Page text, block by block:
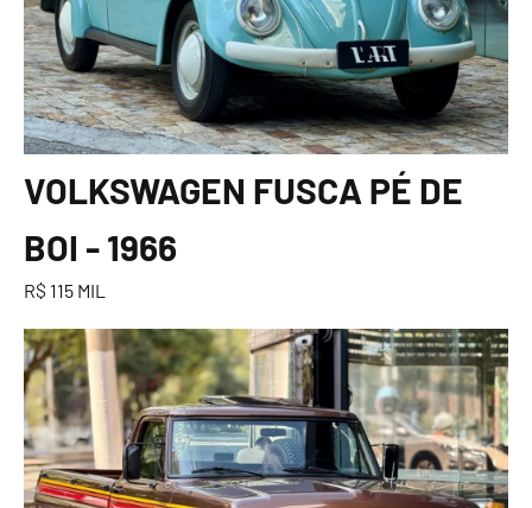
VOLKSWAGEN FUSCA PÉ DE
BOI - 1966
R$ 115 MIL